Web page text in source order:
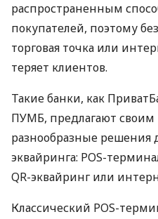
распространенным
покупателей, поэтому
торговая точка или
теряет клиентов.
Такие банки, как
ПУМБ, предлагают
разнообразные решения
эквайринга: POS-
QR-эквайринг или
Классический POS-